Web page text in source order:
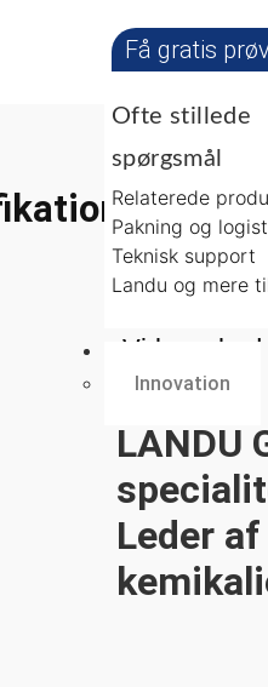
Få gratis
Ofte stillede
spørgsmål
Relaterede
Pakning og
Teknisk support
Landu og mere
Virksomhed
Innovation
LANDU
Leder af
og